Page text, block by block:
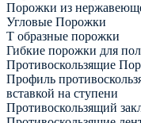
Порожки из
Угловые Порожки
Т образные порожки
Гибкие порожки для
Противоскользящие
Профиль
вставкой на ступени
Противоскользящий